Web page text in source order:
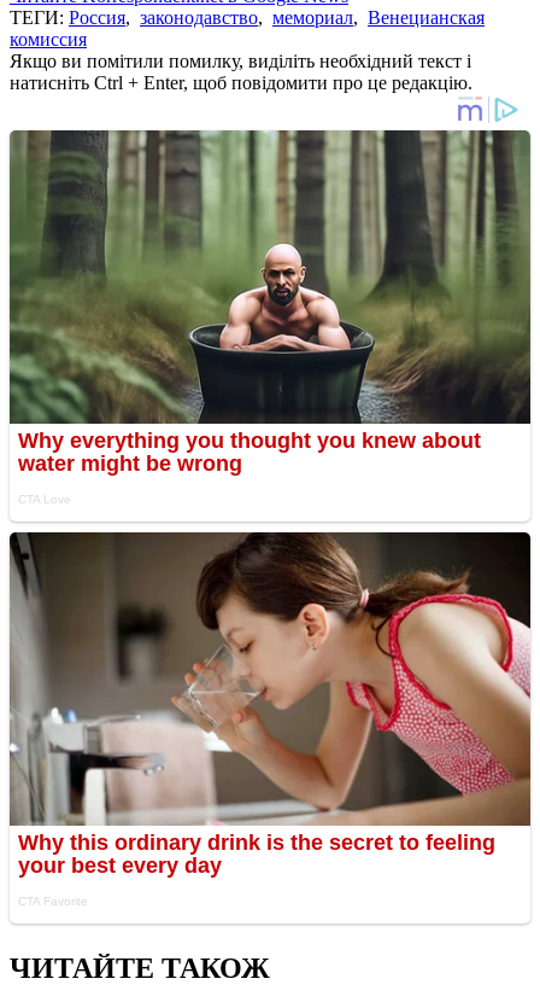
ТЕГИ: Россия, законодавство, мемориал, Венецианская
комиссия
Якщо ви помітили помилку, виділіть необхідний текст і
натисніть Ctrl + Enter, щоб повідомити про це редакцію.
ЧИТАЙТЕ ТАКОЖ